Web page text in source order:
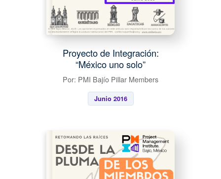
Proyecto de Integración:
“México uno solo”
Por: PMI Bajío Pillar Members
Junio 2016